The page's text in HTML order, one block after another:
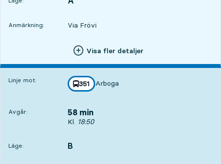
Anmärkning: Via Frövi
Visa fler detaljer
Linje mot: linje
351
mot
Arboga
,
Avgår: 58 min
Avgår, Kl. 18:50, om 58 min
Kl. 18:50
Läge:
LÄGE, B
,